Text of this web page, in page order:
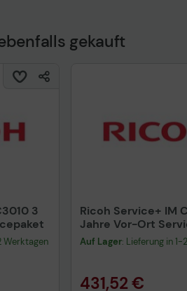
Technisches
gekauft
3
Werktagen
Ricoh Service+ IM
Jahre Vor-Ort
Auf Lager: Lieferung in
431,52 €